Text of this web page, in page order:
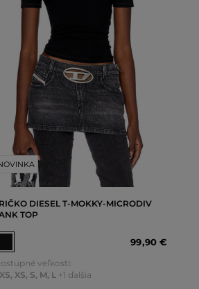
DIESEL T-MOKKY-MICRODIV
TOP
99,90 €
veľkosti:
, XS, S, M, L +1 ďalšia